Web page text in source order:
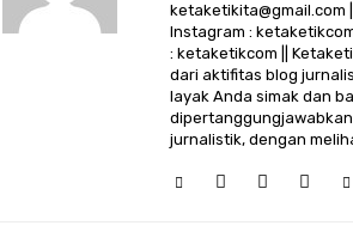
ketaketikita@gmail.com
Instagram :
: ketaketikcom ||
dari aktifitas blog
layak Anda simak dan
jurnalistik, dengan